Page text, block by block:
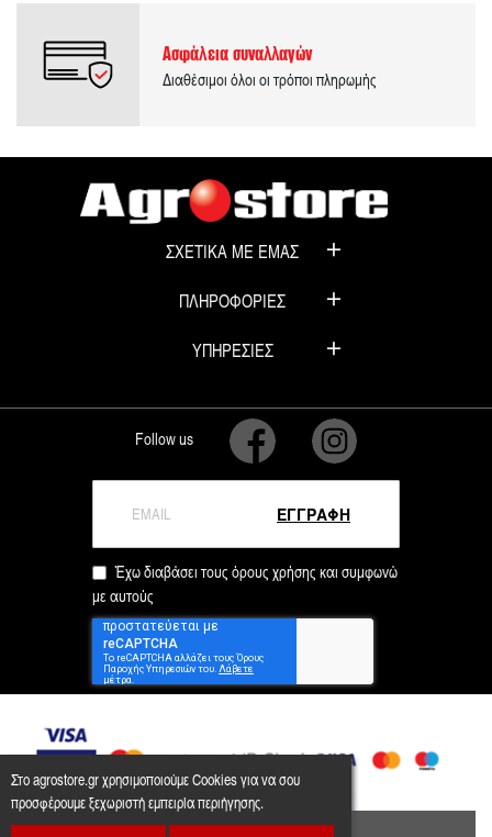
Ασφάλεια συναλλαγών
Διαθέσιμοι όλοι οι τρόποι πληρωμής
ΣΧΕΤΙΚΑ ΜΕ ΕΜΑΣ
ΠΛΗΡΟΦΟΡΙΕΣ
ΥΠΗΡΕΣΙΕΣ
Follow us
ΕΓΓΡΑΦΗ
Έχω διαβάσει τους όρους χρήσης και συμφωνώ
με αυτούς
Στο agrostore.gr χρησιμοποιούμε Cookies για να σου
προσφέρουμε ξεχωριστή εμπειρία περιήγησης.